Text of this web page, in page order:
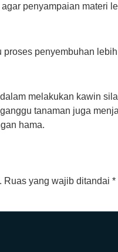
penyampaian materi
penyembuhan
melakukan kawin
tanaman juga
hama.
Ruas yang wajib ditandai *